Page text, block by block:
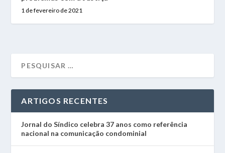
1 de fevereiro de 2021
ARTIGOS RECENTES
Jornal do Síndico celebra 37 anos como referência
nacional na comunicação condominial